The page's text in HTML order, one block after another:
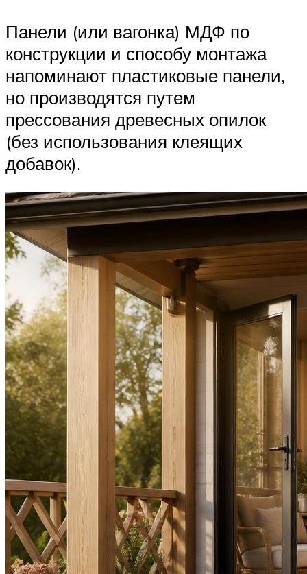
Панели (или вагонка) МДФ по
конструкции и способу монтажа
напоминают пластиковые панели,
но производятся путем
прессования древесных опилок
(без использования клеящих
добавок).